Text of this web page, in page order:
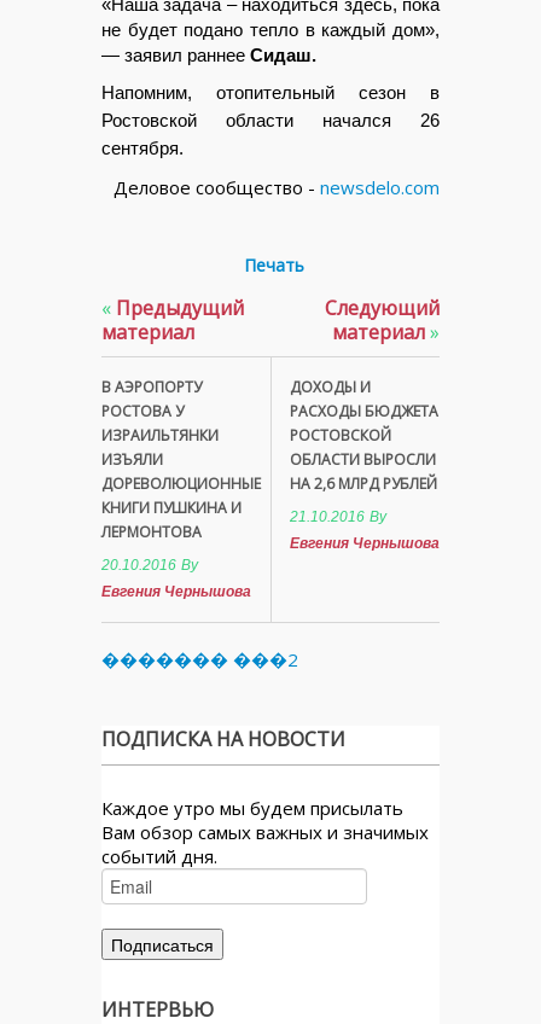
не будет подано тепло в каждый дом»,
— заявил раннее Сидаш.
Напомним, отопительный сезон в
Ростовской области начался 26
сентября.
Деловое сообщество - newsdelo.com
Печать
« Предыдущий
материал
В АЭРОПОРТУ
РОСТОВА У
ИЗРАИЛЬТЯНКИ
ИЗЪЯЛИ
ДОРЕВОЛЮЦИОННЫЕ
КНИГИ ПУШКИНА И
ЛЕРМОНТОВА
20.10.2016 By
Евгения Чернышова
Следующий
материал»
ДОХОДЫ И
РАСХОДЫ БЮДЖЕТА
РОСТОВСКОЙ
ОБЛАСТИ ВЫРОСЛИ
НА 2,6 МЛРД РУБЛЕЙ
21.10.2016 By
Евгения Чернышова
������� ���2
ПОДПИСКА НА НОВОСТИ
Каждое утро мы будем присылать
Вам обзор самых важных и значимых
событий дня.
ИНТЕРВЬЮ